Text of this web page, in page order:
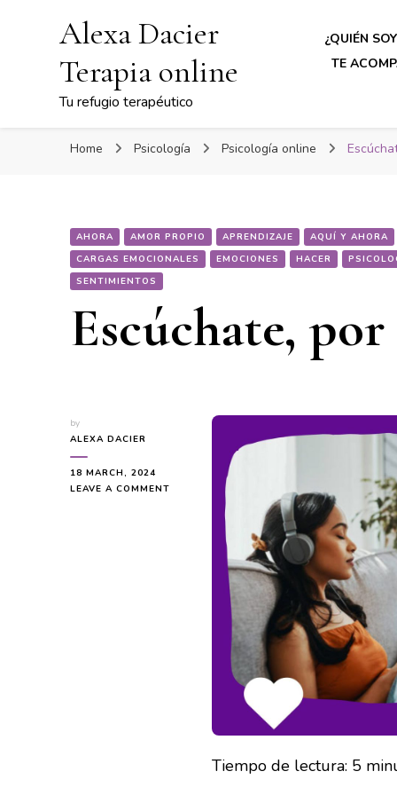
Alexa Dacier
Terapia online
Tu refugio terapéutico
¿QUIÉN
TE
Home Psicología Psicología online
AHORA AMOR PROPIO APRENDIZAJE
AQUÍ Y AHORA
CARGAS EMOCIONALES
EMOCIONES HACER
SENTIMIENTOS
Escúchate,
by
ALEXA DACIER
18 MARCH, 2024
LEAVE A COMMENT
ESCÚCHATE,
Tiempo de lectura: 5